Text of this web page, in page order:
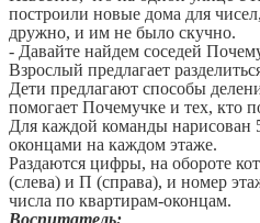
построили новые дома для
дружно, и им не было скучно.
- Давайте найдем соседей
Взрослый предлагает
Дети предлагают способы
помогает Почемучке и тех, кто
Для каждой команды нарисован
оконцами на каждом этаже.
Раздаются цифры, на обороте
(слева) и П (справа), и номер
числа по квартирам-оконцам.